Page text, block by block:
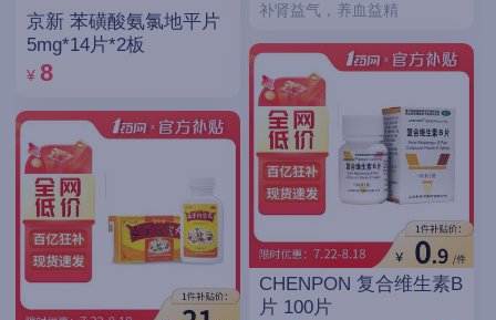
京新 苯磺酸氨氯地平片
5mg*14片*2板
¥ 8
补肾益气，养血益精
CHENPON 复合维生素B
片 100片